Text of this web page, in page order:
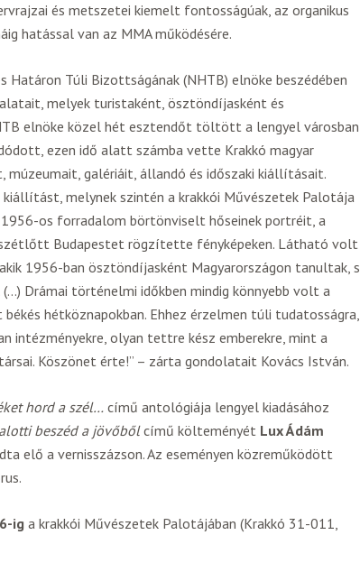
és metszetei kiemelt fontosságúak, az organikus
hatással van az MMA működésére.
Határon Túli Bizottságának (NHTB) elnöke beszédében
melyek turistaként, ösztöndíjasként és
elnöke közel hét esztendőt töltött a lengyel városban
ezen idő alatt számba vette Krakkó magyar
galériáit, állandó és időszaki kiállításait.
melynek szintén a krakkói Művészetek Palotája
os forradalom börtönviselt hőseinek portréit, a
Budapestet rögzítette fényképeken. Látható volt
1956-ban ösztöndíjasként Magyarországon tanultak, s
Drámai történelmi időkben mindig könnyebb volt a
hétköznapokban. Ehhez érzelmen túli tudatosságra,
intézményekre, olyan tettre kész emberekre, mint a
Köszönet érte!” – zárta gondolatait Kovács István.
hord a szél… című antológiája lengyel kiadásához
beszéd a jövőbőlcímű költeményét Lux Ádám
elő a vernisszázson. Az eseményen közreműködött
iga krakkói Művészetek Palotájában (Krakkó 31-011,